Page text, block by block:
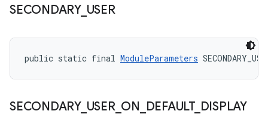
SECONDARY_ USER
public static final ModuleParameters
SECONDARY_ USER_ ON DEFAULT_ DISPLAY